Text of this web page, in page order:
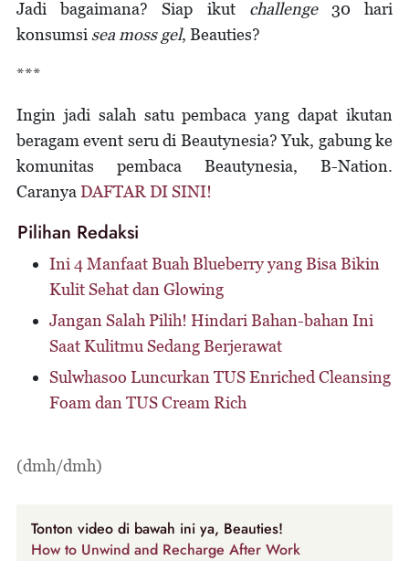
Jadi bagaimana? Siap ikut challenge30 hari
konsumsi sea moss gel, Beauties?
***
Ingin jadi salah satu pembaca yang dapat ikutan
beragam event seru di Beautynesia? Yuk, gabung ke
komunitas pembaca Beautynesia, B-Nation.
Caranya DAFTAR DI SINI!
Pilihan Redaksi
Ini 4 Manfaat Buah Blueberry yang Bisa Bikin
Kulit Sehat dan Glowing
Jangan Salah Pilih! Hindari Bahan-bahan Ini
Saat Kulitmu Sedang Berjerawat
Sulwhasoo Luncurkan TUS Enriched Cleansing
Foam dan TUS Cream Rich
(dmh/dmh)
Tonton video di bawah ini ya, Beauties!
How to Unwind and Recharge After Work